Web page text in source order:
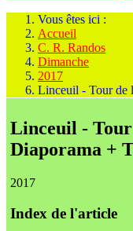
Vous êtes ici :
Accueil
C. R. Randos
Dimanche
2017
Linceuil - Tour de
Linceuil -
Diaporama +
2017
Index de l'article